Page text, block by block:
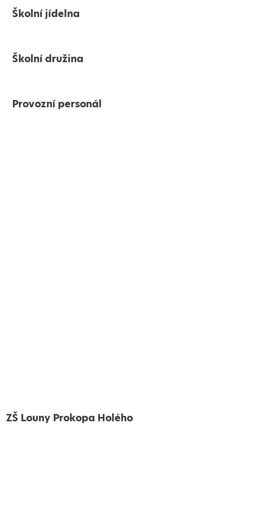
Školní jídelna
Školní družina
Provozní personál
ZŠ Louny Prokopa Holého